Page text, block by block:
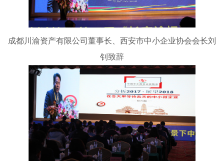
成都川渝资产有限公司董事长、西安市中小企业协会会长刘
钊致辞